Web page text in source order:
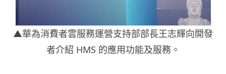
▲華為消費者雲服務運營支持部部長王志輝向開發
者介紹 HMS 的應用功能及服務。